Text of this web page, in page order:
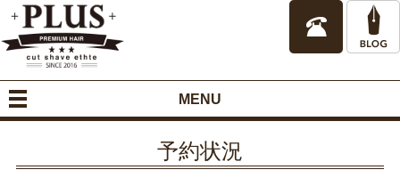
MENU
予約状況